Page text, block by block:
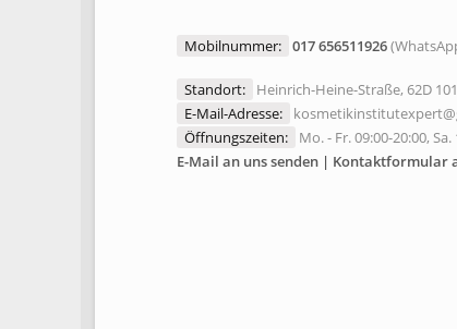
Mobilnummer: 017 656511926
Standort:
Heinrich-Heine-Straße, 62D
E-Mail-Adresse:
Öffnungszeiten:
Mo. - Fr. 09:00-20:00, Sa.
E-Mail an uns senden | Kontaktformular